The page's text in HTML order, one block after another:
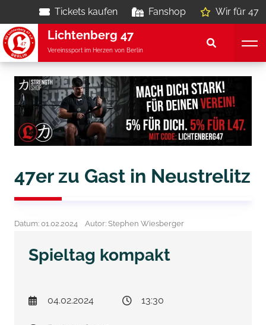
Tickets kaufen Fanshop Wir für 47
Lichtenberg 47
Vereinssport im Herzen von Berlin
47er zu Gast in Neustrelitz
Datum: 01.02.2024 Autor: Stephen Wiesberger
Spieltag kompakt
04.02.2024 13:30